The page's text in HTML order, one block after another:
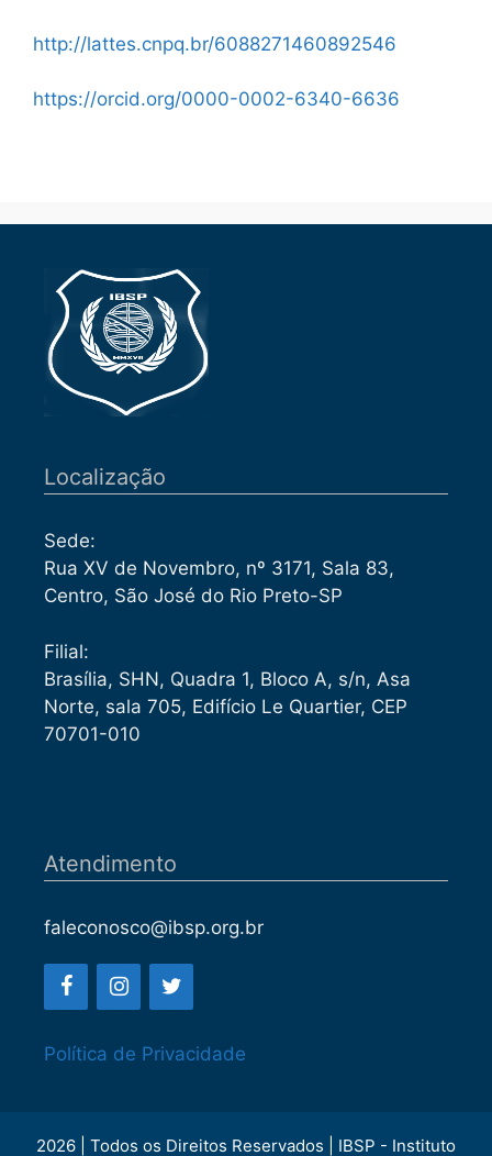
http://lattes.cnpq.br/6088271460892546
https://orcid.org/0000-0002-6340-6636
Localização
Sede:
Rua XV de Novembro, nº 3171, Sala 83,
Centro, São José do Rio Preto-SP
Filial:
Brasília, SHN, Quadra 1, Bloco A, s/n, Asa
Norte, sala 705, Edifício Le Quartier, CEP
70701-010
Atendimento
faleconosco@ibsp.org.br
Política de Privacidade
2026 | Todos os Direitos Reservados | IBSP - Instituto